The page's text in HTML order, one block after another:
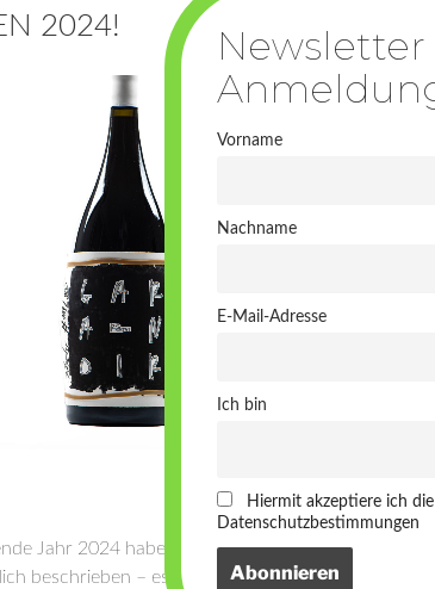
2024!
Jahr 2024 haben wir mit seinen Höhen und
beschrieben – es war sehr herausfordernd!
Vorname
Nachname
E-Mail-Adresse
Ich bin
Hiermit akzeptiere ich die
Datenschutzbestimmungen